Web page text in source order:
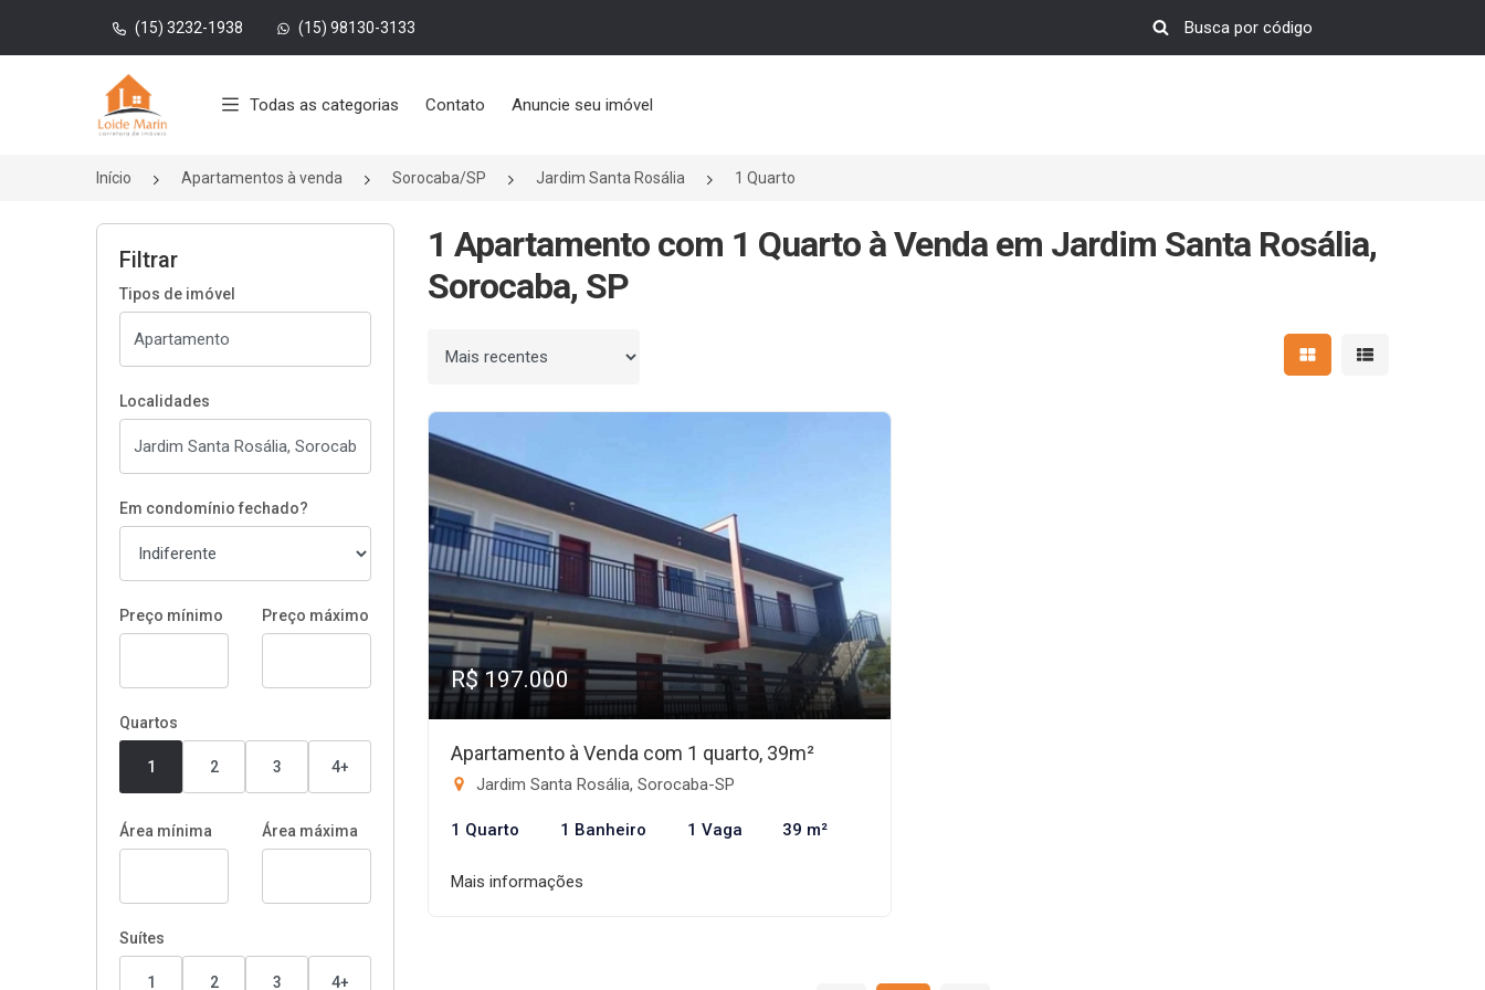
(15) 3232-1938 (15) 98130-3133
Página inicial
Todas as categorias Contato Anuncie seu imóvel
Início Apartamentos à venda Sorocaba/SP Jardim Santa Rosália 1 Quarto
Filtrar
Tipos de imóvel
Localidades
Em condomínio fechado?
Preço mínimo Preço máximo
Quartos
1 2 3 4+
Área mínima Área máxima
Suítes
1 2 3 4+
1 Apartamento com 1 Quarto à Venda em Jardim Santa Rosália,
Sorocaba, SP
Ordenar por Mostrar resultados em
Mostrar
R$ 197.000
Apartamento à Venda com 1 quarto, 39m²
Jardim Santa Rosália, Sorocaba-SP
1 Quarto 1 Banheiro 1 Vaga 39 m²
Mais informações